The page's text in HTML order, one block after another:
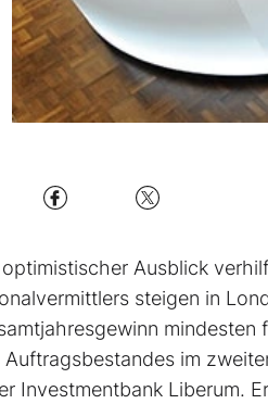
Ausblick
steigen in
im
Investmentbank Liberum.